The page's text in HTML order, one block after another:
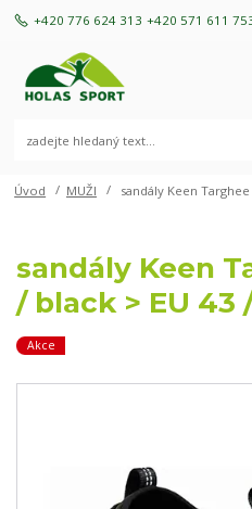
+420 776 624 313 +420 571 611
Úvod MUŽI sandály Keen
sandály Keen
/ black > EU 43
Akce